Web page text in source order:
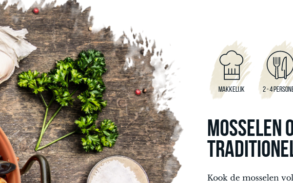
MAKKELIJK 2 - 4
MOSSELEN
Kook de mosselen